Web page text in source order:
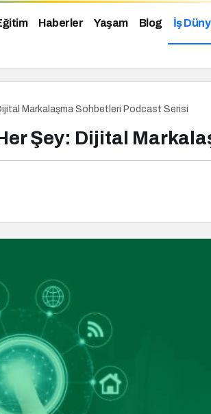
Haberler Yaşam Blog İş
Markalaşma Sohbetleri Podcast Serisi
Şey: Dijital